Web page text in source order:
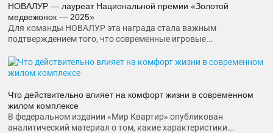
НОВАЛУР — лауреат Национальной премии «Золотой
медвежонок — 2025»
Для команды НОВАЛУР эта награда стала важным
подтверждением того, что современные игровые...
Что действительно влияет на комфорт жизни в современном
жилом комплексе
В федеральном издании «Мир Квартир» опубликован
аналитический материал о том, какие характеристики...